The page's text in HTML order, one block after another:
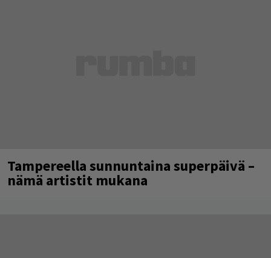
Tampereella sunnuntaina superpäivä –
nämä artistit mukana